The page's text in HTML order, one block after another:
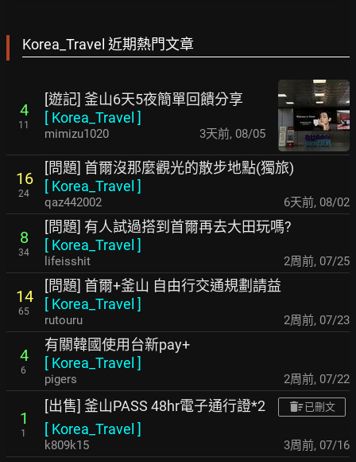
Korea_Travel 近期熱門文章
4
11
[遊記] 釜山6天5夜簡單回饋分享
[ Korea_Travel ]
mimizu1020 3天前, 08/05
16
24
[問題] 首爾沒那麼觀光的散步地點(獨旅)
[ Korea_Travel ]
qaz442002 6天前, 08/02
8
34
[問題] 有人試過搭到首爾再去大田玩嗎?
[ Korea_Travel ]
lifeisshit 2周前, 07/25
14
65
[問題] 首爾+釜山 自由行交通規劃請益
[ Korea_Travel ]
rutouru 2周前, 07/23
4
6
有關韓國使用台新pay+
[ Korea_Travel ]
pigers 2周前, 07/22
1
1
[出售] 釜山PASS 48hr電子通行證*2 已刪文
[ Korea_Travel ]
k809k15 3周前, 07/16